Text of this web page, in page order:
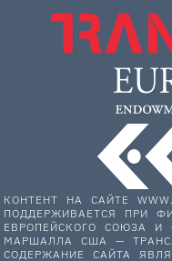
КОНТЕНТ НА САЙТЕ
ПОДДЕРЖИВАЕТСЯ ПРИ
ЕВРОПЕЙСКОГО СОЮЗА
МАРШАЛЛА США —
СОДЕРЖАНИЕ САЙТА